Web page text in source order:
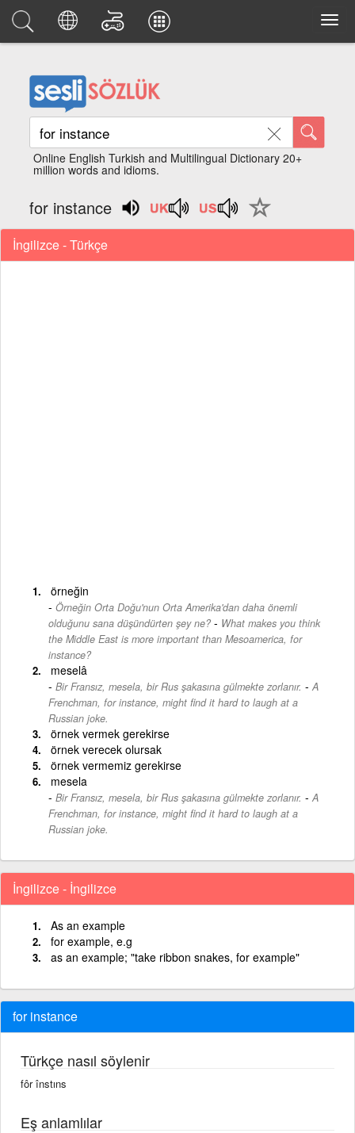
Online English Turkish and Multilingual Dictionary 20+
million words and idioms.
for instance
İngilizce - Türkçe
örneğin
Örneğin Orta Doğu'nun Orta Amerika'dan daha önemli
olduğunu sana düşündürten şey ne? - What makes you think
the Middle East is more important than Mesoamerica, for
instance?
meselâ
Bir Fransız, mesela, bir Rus şakasına gülmekte zorlanır. - A
Frenchman, for instance, might find it hard to laugh at a
Russian joke.
örnek vermek gerekirse
örnek verecek olursak
örnek vermemiz gerekirse
mesela
Bir Fransız, mesela, bir Rus şakasına gülmekte zorlanır. - A
Frenchman, for instance, might find it hard to laugh at a
Russian joke.
İngilizce - İngilizce
As an example
for example, e.g
as an example; "take ribbon snakes, for example"
for instance
Türkçe nasıl söylenir
fôr înstıns
Eş anlamlılar